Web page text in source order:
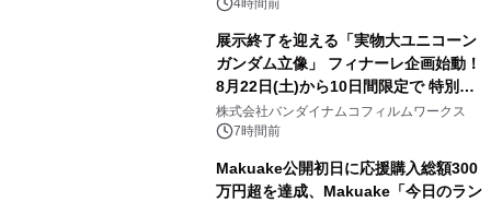
展示終了を迎える「実物大ユニコーン
ガンダム立像」 フィナーレ企画始動！
8月22日(土)から10日間限定で 特別映
像『UNICORN GUNDAM Statue ―
BEYOND POSSIBILITY ―』を上映！
株式会社バンダイナムコフィルムワークス
7時間前
Makuake公開初日に応援購入総額300
万円超を達成、Makuake「今日のラン